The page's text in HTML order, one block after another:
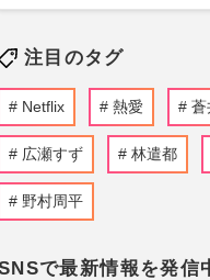
注目のタグ
Netflix 熱愛 蒼
広瀬すず 林遣都
野村周平
で最新情報を発信